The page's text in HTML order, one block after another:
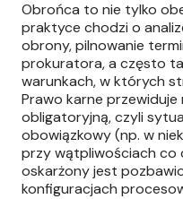
Obrońca to nie tylko
praktyce chodzi o
obrony, pilnowanie
prokuratora, a często
warunkach, w których
Prawo karne
obligatoryjną, czyli
obowiązkowy (np. w
przy wątpliwościach
oskarżony jest
konfiguracjach